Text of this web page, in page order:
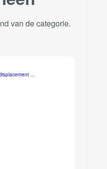
van de categorie.